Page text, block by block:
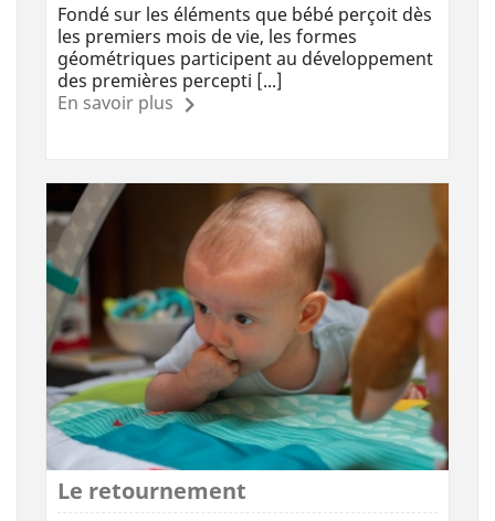
Fondé sur les éléments que bébé perçoit dès
les premiers mois de vie, les formes
géométriques participent au développement
des premières percepti [...]
En savoir plus
Le retournement